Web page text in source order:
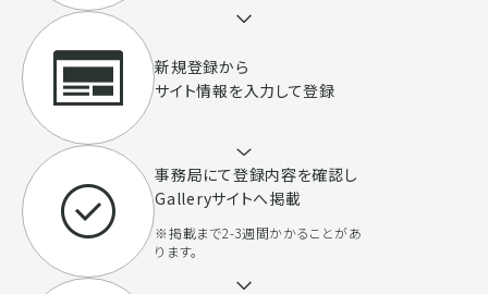
新規登録から
サイト情報を入力して登録
事務局にて登録内容を確認し
Galleryサイトへ掲載
※掲載まで2-3週間かかることがあ
ります。